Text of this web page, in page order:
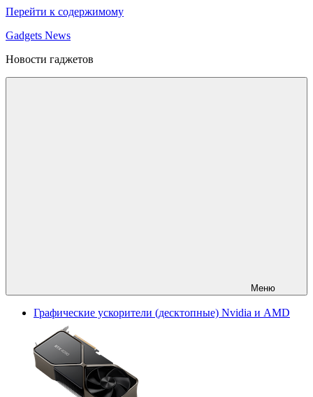
Перейти к содержимому
Gadgets News
Новости гаджетов
Меню
Графические ускорители (десктопные) Nvidia и AMD